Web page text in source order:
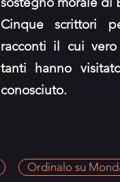
Cinque scrittori
racconti il cui
tanti hanno
conosciuto.
Ordinalo su